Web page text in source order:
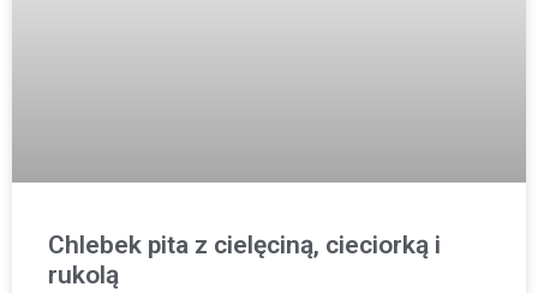
Chlebek pita z cielęciną, cieciorką i
rukolą